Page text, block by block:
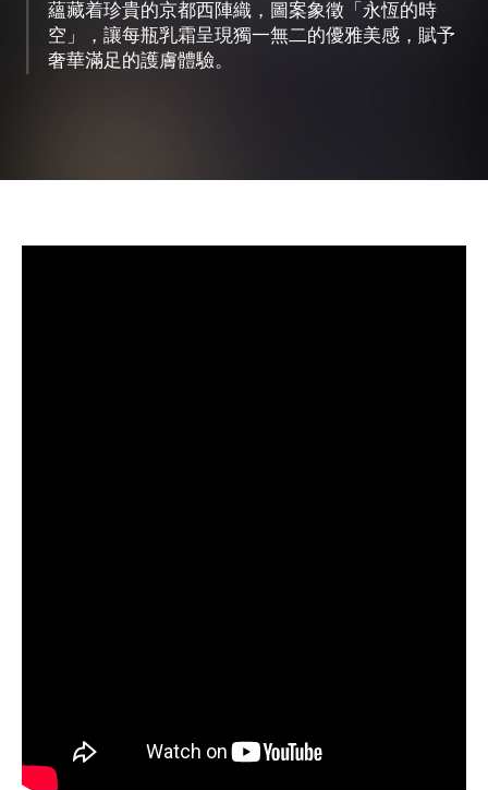
蘊藏着珍貴的京都西陣織，圖案象徵「永恆的時
空」，讓每瓶乳霜呈現獨一無二的優雅美感，賦予
奢華滿足的護膚體驗。